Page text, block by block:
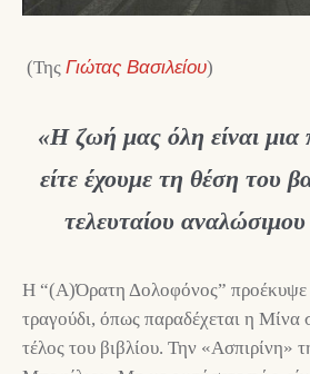
(Της Γιώτας Βασιλείου)
«Η ζωή μας όλη είναι μια
είτε έχουμε τη θέση του
τελευταίου
Η “(Α)Όρατη Δολοφόνος” προέκυψε
τραγούδι, όπως παραδέχεται η Μίνα
τέλος του βιβλίου. Την «Ασπιρίνη»